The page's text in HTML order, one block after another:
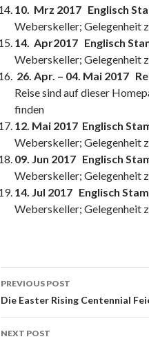
10. Mrz 2017 Englisch
Weberskeller; Gelegenheit
14. Apr2017 Englisch
Weberskeller; Gelegenheit
26. Apr. – 04. Mai 2017
Reise sind auf dieser
finden
12. Mai 2017 Englisch
Weberskeller; Gelegenheit
09. Jun 2017 Englisch
Weberskeller; Gelegenheit
14. Jul 2017 Englisch
Weberskeller; Gelegenheit
Post
navigation
PREVIOUS POST
Die Easter Rising Centennial
NEXT POST